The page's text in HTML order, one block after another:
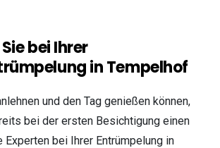
bei Ihrer
in Tempelhof
und den Tag genießen können,
bei der ersten Besichtigung einen
Experten bei Ihrer Entrümpelung in